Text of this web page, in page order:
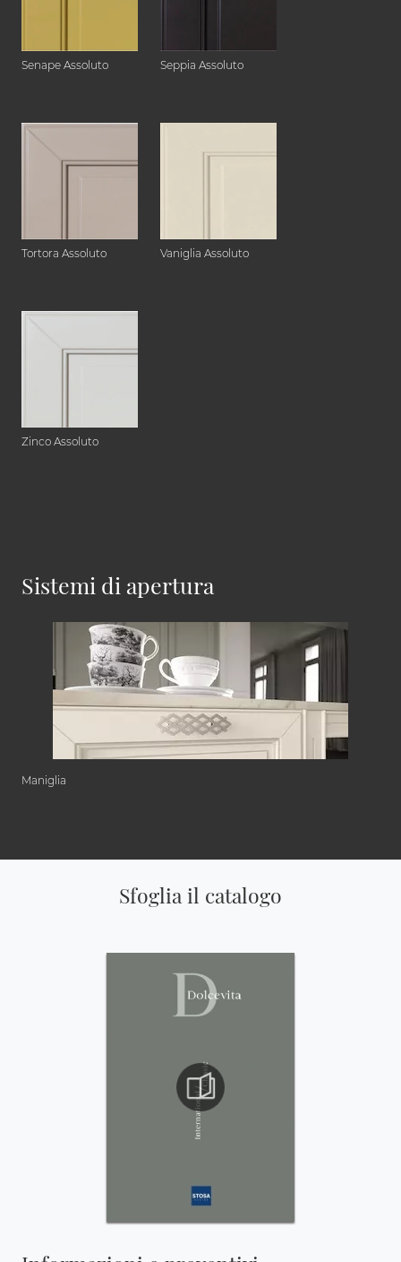
Senape Assoluto Seppia Assoluto
Tortora Assoluto Vaniglia Assoluto
Zinco Assoluto
Sistemi di apertura
Maniglia
Sfoglia il catalogo